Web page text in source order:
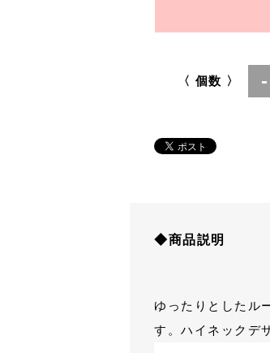
〈 個数 〉
◆商品説明
ゆったりとしたル
す。ハイネックデ